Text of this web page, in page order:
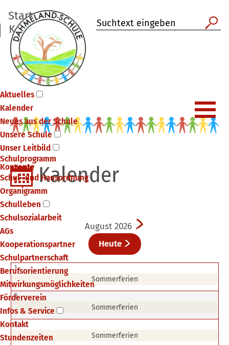
Startseite
Kontakt
Suche Suchen
Aktuelles
Kalender
Neues aus der Schule
Unsere Schule
Unser Leitbild
Schulprogramm
Konzepte
Schul- und Hausordnung
Organigramm
Schulleben
Schulsozialarbeit
AGs
Kooperationspartner
Schulpartnerschaft
Berufsorientierung
Mitwirkungsmöglichkeiten
Förderverein
Infos & Service
Kontakt
Stundenzeiten
Kalender
August 2026
Heute
1
Sommerferien
2
Sommerferien
3
Sommerferien